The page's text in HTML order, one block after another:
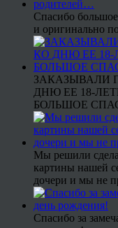
Спасибо
и оригинально
ЗАКАЗЫВАЛИ
ДНЮ ЕЕ 18-
БОЛЬШОЕ
Мы решили
картины нашей
дочери и мы не
Спасибо за